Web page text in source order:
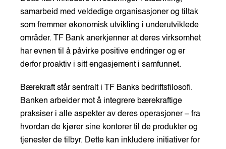
samarbeid med veldedige organisasjoner og tiltak
som fremmer økonomisk utvikling i underutviklede
områder. TF Bank anerkjenner at deres virksomhet
har evnen til å påvirke positive endringer og er
derfor proaktiv i sitt engasjement i samfunnet.
Bærekraft står sentralt i TF Banks bedriftsfilosofi.
Banken arbeider mot å integrere bærekraftige
praksiser i alle aspekter av deres operasjoner – fra
hvordan de kjører sine kontorer til de produkter og
tjenester de tilbyr. Dette kan inkludere initiativer for